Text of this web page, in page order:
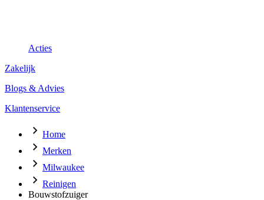
Acties
Zakelijk
Blogs & Advies
Klantenservice
Home
Merken
Milwaukee
Reinigen
Bouwstofzuiger